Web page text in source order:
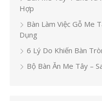
Hợp
Bàn Làm Việc Gỗ Me
Dụng
6 Lý Do Khiến Bàn
Bộ Bàn Ăn Me Tây –